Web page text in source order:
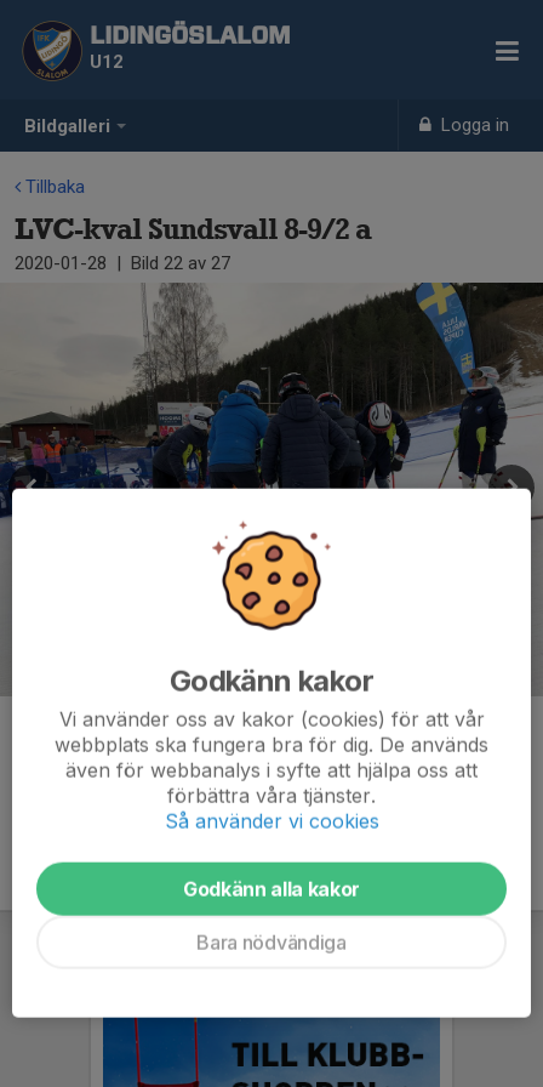
Bildgalleri Logga in
LIDINGÖSLALOM
U12
Tillbaka
LVC-kval Sundsvall 8-9/2 a
2020-01-28 | Bild 22 av 27
Kommentarer
Godkänn kakor
Vi använder oss av kakor (cookies) för att vår
webbplats ska fungera bra för dig. De används
även för webbanalys i syfte att hjälpa oss att
förbättra våra tjänster.
Så använder vi cookies
Godkänn alla kakor
Bara nödvändiga